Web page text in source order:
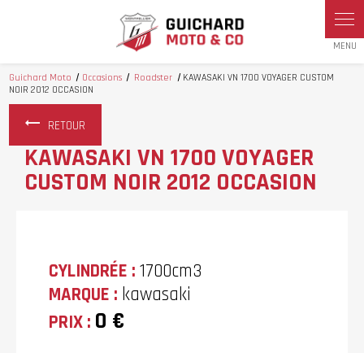
Guichard Moto Occasions Roadster
KAWASAKI VN 1700 VOYAGER CUSTOM
NOIR 2012 OCCASION
RETOUR
KAWASAKI VN 1700 VOYAGER
CUSTOM NOIR 2012 OCCASION
CYLINDRÉE : 1700cm3
MARQUE : kawasaki
PRIX : 0 €